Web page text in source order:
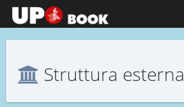
Struttura esterna